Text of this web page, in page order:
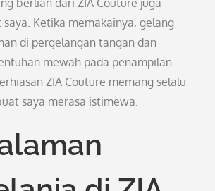
berlian dari ZIA Couture juga
Ketika memakainya, gelang
di pergelangan tangan dan
mewah pada penampilan
ZIA Couture memang selalu
saya merasa istimewa.